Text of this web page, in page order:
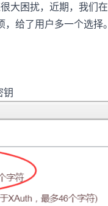
大困扰，近期，我们在
给了用户多一个选择。
钥